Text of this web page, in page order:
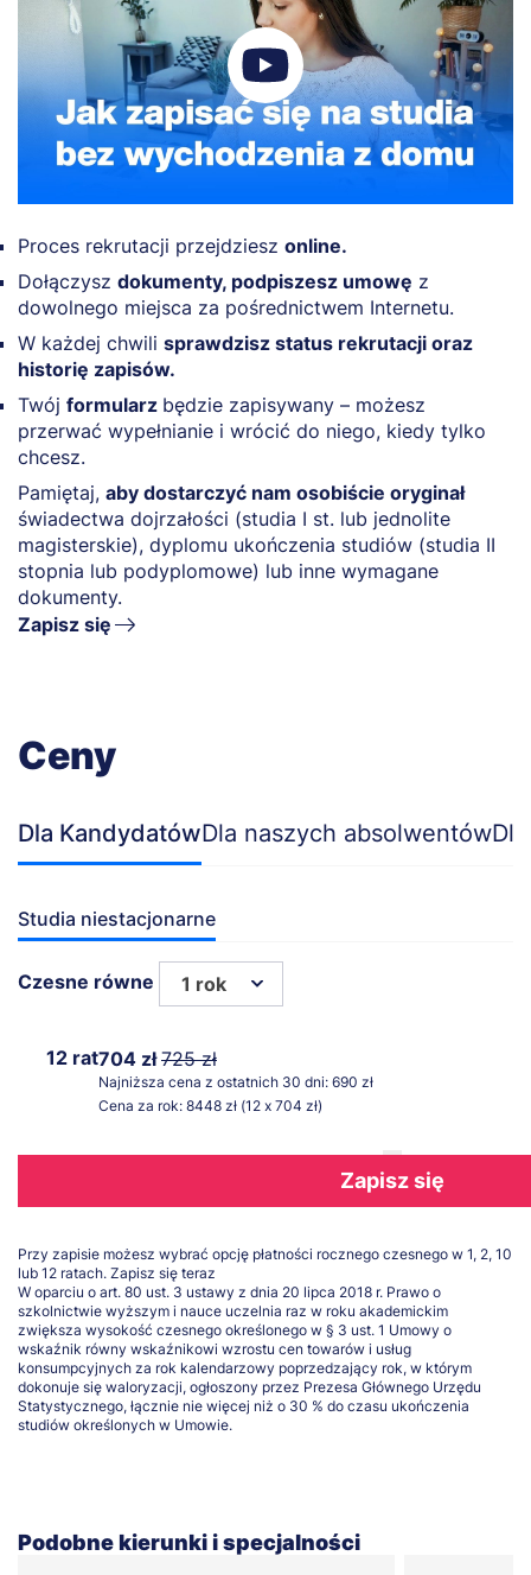
Proces rekrutacji przejdziesz online.
Dołączysz dokumenty, podpiszesz umowę z
dowolnego miejsca za pośrednictwem Internetu.
W każdej chwili sprawdzisz status rekrutacji oraz
historię zapisów.
Twój formularz będzie zapisywany – możesz
przerwać wypełnianie i wrócić do niego, kiedy tylko
chcesz.
Pamiętaj, aby dostarczyć nam osobiście oryginał
świadectwa dojrzałości (studia I st. lub jednolite
magisterskie), dyplomu ukończenia studiów (studia II
stopnia lub podyplomowe) lub inne wymagane
dokumenty.
Zapisz się
Ceny
Dla KandydatówDla naszych absolwentów
Studia niestacjonarne
Czesne równe 1 rok
12 rat704 zł725 zł
Najniższa cena z ostatnich 30 dni: 690 zł
Cena za rok: 8448 zł (12 x 704 zł)
Zapisz się
Przy zapisie możesz wybrać opcję płatności rocznego czesnego w 1, 2, 10
lub 12 ratach. Zapisz się teraz
W oparciu o art. 80 ust. 3 ustawy z dnia 20 lipca 2018 r. Prawo o
szkolnictwie wyższym i nauce uczelnia raz w roku akademickim
zwiększa wysokość czesnego określonego w § 3 ust. 1 Umowy o
wskaźnik równy wskaźnikowi wzrostu cen towarów i usług
konsumpcyjnych za rok kalendarzowy poprzedzający rok, w którym
dokonuje się waloryzacji, ogłoszony przez Prezesa Głównego Urzędu
Statystycznego, łącznie nie więcej niż o 30 % do czasu ukończenia
studiów określonych w Umowie.
Podobne kierunki i specjalności